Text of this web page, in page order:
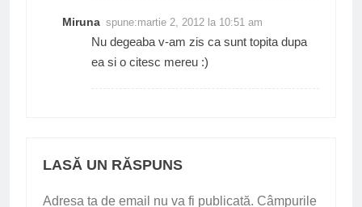
Miruna spune:martie 2, 2012 la 10:51 am
Nu degeaba v-am zis ca sunt topita dupa
ea si o citesc mereu :)
LASĂ UN RĂSPUNS
Adresa ta de email nu va fi publicată. Câmpurile